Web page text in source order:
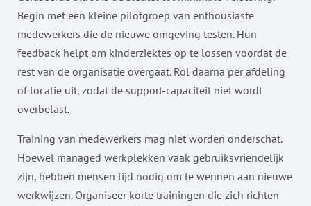
Begin met een kleine pilotgroep van enthousiaste
medewerkers die de nieuwe omgeving testen. Hun
feedback helpt om kinderziektes op te lossen voordat de
rest van de organisatie overgaat. Rol daarna per afdeling
of locatie uit, zodat de support-capaciteit niet wordt
overbelast.
Training van medewerkers mag niet worden onderschat.
Hoewel managed werkplekken vaak gebruiksvriendelijk
zijn, hebben mensen tijd nodig om te wennen aan nieuwe
werkwijzen. Organiseer korte trainingen die zich richten